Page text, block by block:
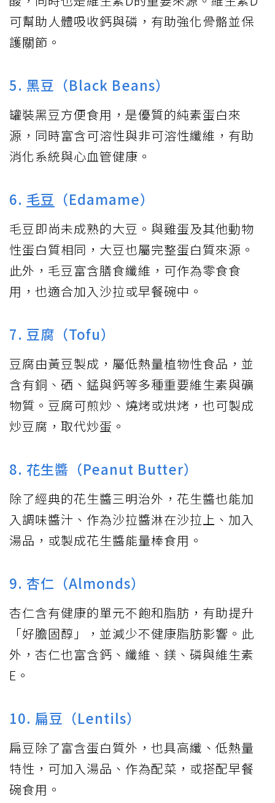
可幫助人體吸收鈣與磷，有助強化骨骼並保
護關節。
5. 黑豆（Black Beans）
罐裝黑豆方便食用，是優質的純素蛋白來
源，同時富含可溶性與非可溶性纖維，有助
消化系統與心血管健康。
6. 毛豆 （Edamame）
毛豆即尚未成熟的大豆。與雞蛋及其他動物
性蛋白質相同，大豆也屬完整蛋白質來源。
此外，毛豆富含膳食纖維，可作為零食食
用，也適合加入沙拉或早餐碗中。
7. 豆腐（Tofu）
豆腐由黃豆製成，屬低熱量植物性食品，並
含有銅、硒、錳與鈣等多種重要維生素與礦
物質。豆腐可煎炒、燒烤或烘烤，也可製成
炒豆腐，取代炒蛋。
8. 花生醬（Peanut Butter）
除了經典的花生醬三明治外，花生醬也能加
入調味醬汁、作為沙拉醬淋在沙拉上、加入
湯品，或製成花生醬能量棒食用。
9. 杏仁（Almonds）
杏仁含有健康的單元不飽和脂肪，有助提升
「好膽固醇」，並減少不健康脂肪影響。此
外，杏仁也富含鈣、纖維、鎂、磷與維生素
E。
10. 扁豆（Lentils）
扁豆除了富含蛋白質外，也具高纖、低熱量
特性，可加入湯品、作為配菜，或搭配早餐
碗食用。